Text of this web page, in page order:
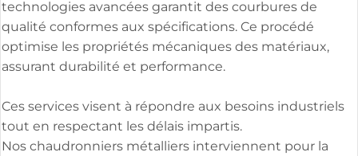
technologies avancées garantit des courbures de
qualité conformes aux spécifications. Ce procédé
optimise les propriétés mécaniques des matériaux,
assurant durabilité et performance.
Ces services visent à répondre aux besoins industriels
tout en respectant les délais impartis.
Nos chaudronniers métalliers interviennent pour la